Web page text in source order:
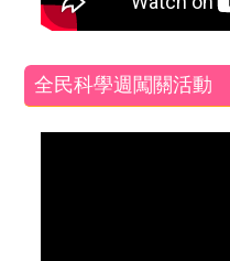
全民科學週闖關活動